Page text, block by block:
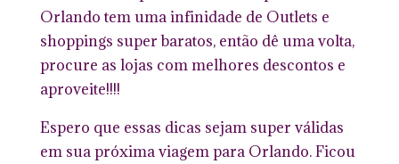
Orlando tem uma infinidade de Outlets e
shoppings super baratos, então dê uma volta,
procure as lojas com melhores descontos e
aproveite!!!!
Espero que essas dicas sejam super válidas
em sua próxima viagem para Orlando. Ficou